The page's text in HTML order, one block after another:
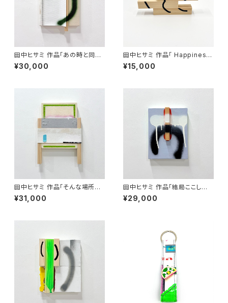
田中ヒサミ 作品「あの時と同じ
ように振る舞えていたら 」
¥30,000
田中ヒサミ 作品「 Happiness
2」
¥15,000
田中ヒサミ 作品「そんな場所が
もしあるとするならば 」
¥31,000
田中ヒサミ 作品「結局ここしか
ないのかもしれない」
¥29,000